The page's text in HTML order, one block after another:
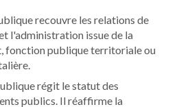
recouvre les relations de
l'administration issue de la
fonction publique territoriale ou
régit le statut des
publics. Il réaffirme la